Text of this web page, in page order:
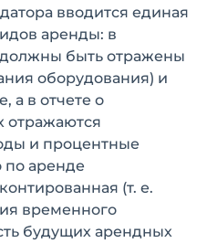
вводится единая
аренды: в
должны быть отражены
оборудования) и
а в отчете о
отражаются
и процентные
по аренде
(т. е.
временного
будущих арендных